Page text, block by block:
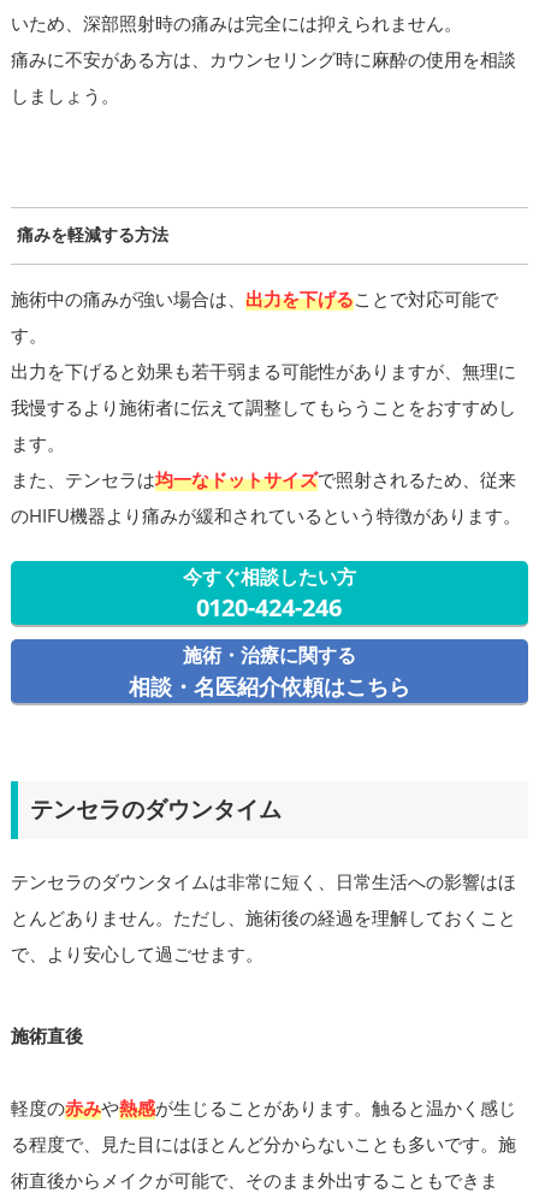
いため、深部照射時の痛みは完全には抑えられません。
痛みに不安がある方は、カウンセリング時に麻酔の使用を相談
しましょう。
痛みを軽減する方法
施術中の痛みが強い場合は、 出力を下げることで対応可能で
す。
出力を下げると効果も若干弱まる可能性がありますが、無理に
我慢するより施術者に伝えて調整してもらうことをおすすめし
ます。
また、テンセラは均一なドットサイズで照射されるため、従来
のHIFU機器より痛みが緩和されているという特徴があります。
今すぐ相談したい方
0120-424-246
施術・治療に関する
相談・名医紹介依頼はこちら
テンセラのダウンタイム
テンセラのダウンタイムは非常に短く、日常生活への影響はほ
とんどありません。ただし、施術後の経過を理解しておくこと
で、より安心して過ごせます。
施術直後
軽度の赤みや熱感が生じることがあります。触ると温かく感じ
る程度で、見た目にはほとんど分からないことも多いです。施
術直後からメイクが可能で、そのまま外出することもできま